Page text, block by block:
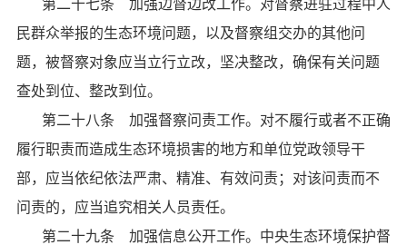
第二十七条 加强边督边改工作。对督察进驻过程中人
民群众举报的生态环境问题，以及督察组交办的其他问
题，被督察对象应当立行立改，坚决整改，确保有关问题
查处到位、整改到位。
第二十八条 加强督察问责工作。对不履行或者不正确
履行职责而造成生态环境损害的地方和单位党政领导干
部，应当依纪依法严肃、精准、有效问责；对该问责而不
问责的，应当追究相关人员责任。
第二十九条 加强信息公开工作。中央生态环境保护督